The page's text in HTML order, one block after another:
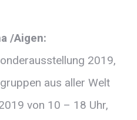
/Aigen:
2019,
aus aller Welt
von 10 – 18 Uhr,